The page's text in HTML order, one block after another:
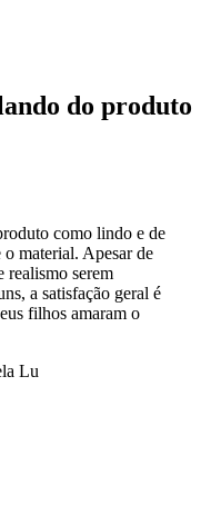
do produto
como lindo e de
material. Apesar de
realismo serem
a satisfação geral é
filhos amaram o
Lu